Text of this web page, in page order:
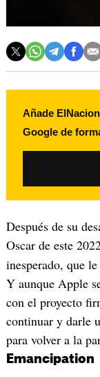
Añade
Google de
Después de su
Oscar de este
inesperado, que
Y aunque Apple
con el proyecto
continuar y darle
para volver a la
Emancipation